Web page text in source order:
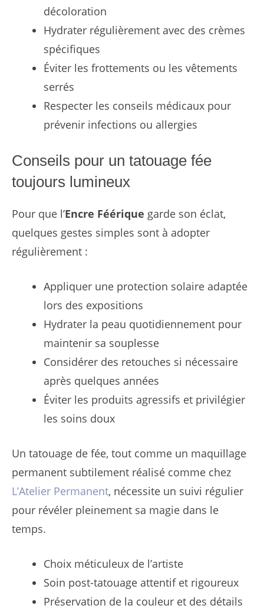
décoloration
Hydrater régulièrement avec des crèmes
spécifiques
Éviter les frottements ou les vêtements
serrés
Respecter les conseils médicaux pour
prévenir infections ou allergies
Conseils pour un tatouage fée
toujours lumineux
Pour que l’Encre Féérique garde son éclat,
quelques gestes simples sont à adopter
régulièrement :
Appliquer une protection solaire adaptée
lors des expositions
Hydrater la peau quotidiennement pour
maintenir sa souplesse
Considérer des retouches si nécessaire
après quelques années
Éviter les produits agressifs et privilégier
les soins doux
Un tatouage de fée, tout comme un maquillage
permanent subtilement réalisé comme chez
L’Atelier Permanent, nécessite un suivi régulier
pour révéler pleinement sa magie dans le
temps.
Choix méticuleux de l’artiste
Soin post-tatouage attentif et rigoureux
Préservation de la couleur et des détails